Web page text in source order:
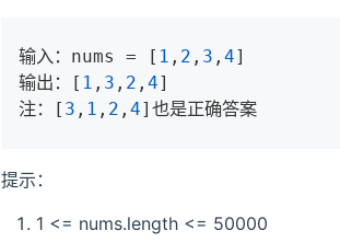
输入：nums = [ 1 , 2 , 3 , 4]
输出：[ 1 , 3 , 2 , 4]
注：[ 3 , 1 , 2 , 4]也是正确答案
提示：
1 <= nums.length <= 50000